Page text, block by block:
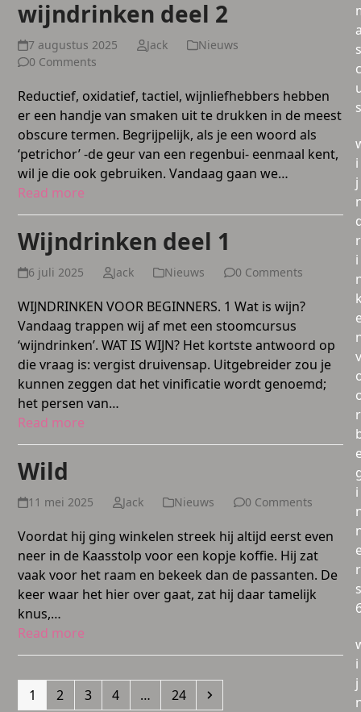
wijndrinken deel 2
7 augustus 2025 Jack
Nieuws
0 Comments
Reductief, oxidatief, tactiel, wijnliefhebbers hebben
er een handje van smaken uit te drukken in de meest
obscure termen. Begrijpelijk, als je een woord als
‘petrichor’ -de geur van een regenbui- eenmaal kent,
wil je die ook gebruiken. Vandaag gaan we…
Read more
Wijndrinken deel 1
6 juli 2025 Jack Nieuws 0 Comments
WIJNDRINKEN VOOR BEGINNERS. 1 Wat is wijn?
Vandaag trappen wij af met een stoomcursus
‘wijndrinken’. WAT IS WIJN? Het kortste antwoord op
die vraag is: vergist druivensap. Uitgebreider zou je
kunnen zeggen dat het vinificatie wordt genoemd;
het persen van…
Read more
Wild
11 mei 2025 Jack Nieuws 0 Comments
Voordat hij ging winkelen streek hij altijd eerst even
neer in de Kaasstolp voor een kopje koffie. Hij zat
vaak voor het raam en bekeek dan de passanten. De
keer waar het hier over gaat, zat hij daar tamelijk
knus,…
Read more
Page
1 Page
2 Page
3 Page
4 … Page
24 Next
s
c
s
i
j
r
i
v
r
i
r
s
i
j